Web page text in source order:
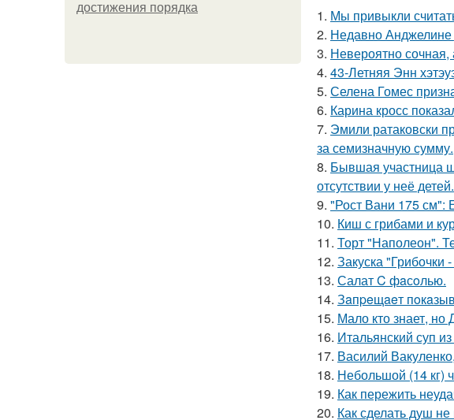
достижения порядка
1. Мы привыкли
2. Недавно Анджелине
3. Невероятно сочная,
4. 43-Летняя Энн
5. Селена Гомес
6. Карина кросс
7. Эмили ратаковски
за семизначную сумму.
8. Бывшая участница
отсутствии у неё детей.
9. "Рост Вани 175 см":
10. Киш с грибами и
11. Торт "Наполеон".
12. Закуска "Грибочки
13. Салат C фaсoлью.
14. Зaпpeщaeт
15. Мало кто знает, но
16. Итальянский суп
17. Василий
18. Небольшой (14 кг)
19. Как пережить
20. Как сделать душ